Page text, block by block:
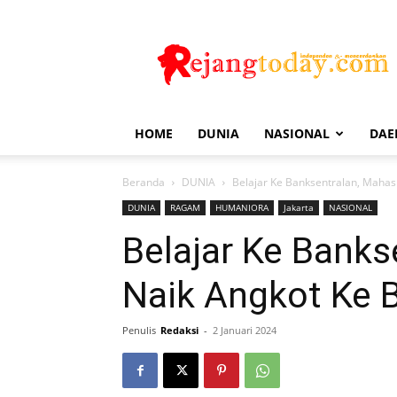
Today
HOME DUNIA NASIONAL
Beranda DUNIA Belajar Ke Banksentralan,
DUNIA RAGAM HUMANIORA Jakarta NASIONAL
Belajar Ke
Naik Angkot Ke
Penulis Redaksi - 2 Januari 2024